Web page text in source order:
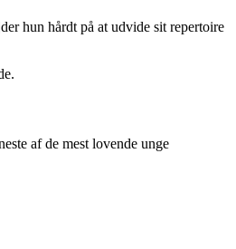
hun hårdt på at udvide sit repertoire
af de mest lovende unge